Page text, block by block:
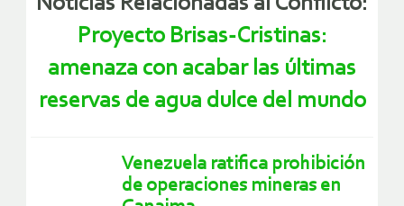
Noticias Relacionadas al Conflicto:
Proyecto Brisas-Cristinas:
amenaza con acabar las últimas
reservas de agua dulce del mundo
Venezuela ratifica prohibición
de operaciones mineras en